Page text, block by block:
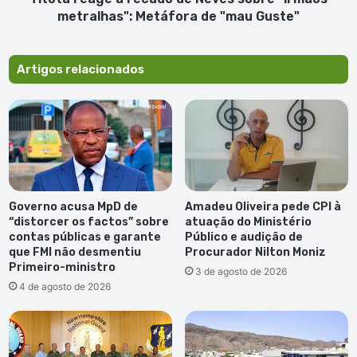
metralhas": Metáfora de "mau Guste"
Artigos relacionados
Governo acusa MpD de
“distorcer os factos” sobre
contas públicas e garante
que FMI não desmentiu
Primeiro-ministro
4 de agosto de 2026
Amadeu Oliveira pede CPI à
atuação do Ministério
Público e audição de
Procurador Nilton Moniz
3 de agosto de 2026